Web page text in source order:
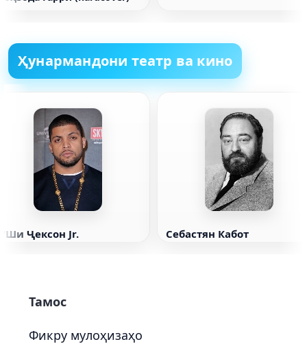
Ҳунармандони театр ва кино
Ҷексон Jr. Себастян Кабот
Тамос
Фикру мулоҳизаҳо